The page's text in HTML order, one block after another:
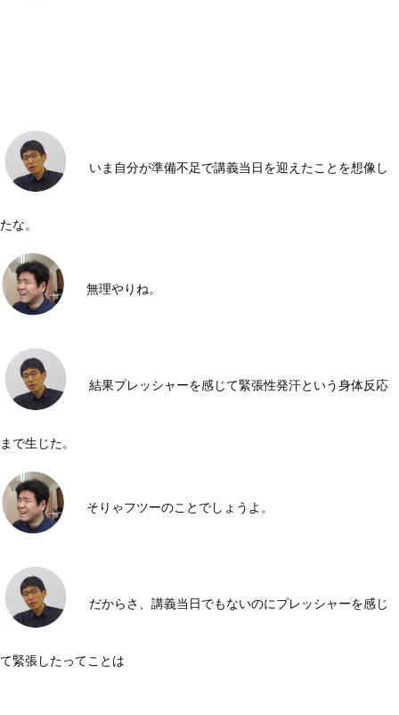
いま自分が準備不足で講義当日を迎えたことを想像し
たな。
無理やりね。
結果プレッシャーを感じて緊張性発汗という身体反応
まで生じた。
そりゃフツーのことでしょうよ。
だからさ、講義当日でもないのにプレッシャーを感じ
て緊張したってことは